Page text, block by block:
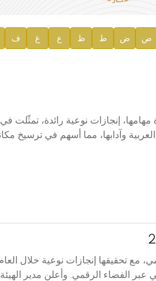
ص ض ط ظ ع غ ف
إنجازات نوعية رائدة، تمثّلت
وآدابها، مما أسهم في ترسيخ
مع تحقيقها إنجازات نوعية خلال
الفضاء الرقمي. وأعلن مدير الهيئة